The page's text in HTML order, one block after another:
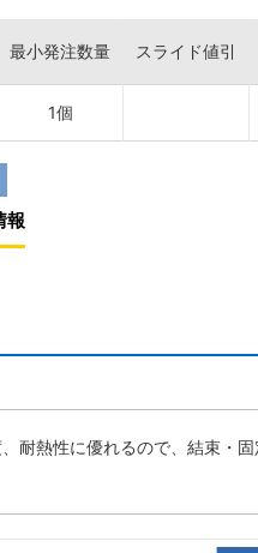
最小発注数量 スライド値引
1個
報
耐熱性に優れるので、結束・